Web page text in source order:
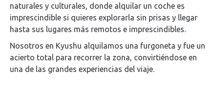
naturales y culturales, donde alquilar un coche es
imprescindible si quieres explorarla sin prisas y llegar
hasta sus lugares más remotos e imprescindibles.
Nosotros en Kyushu alquilamos una furgoneta y fue un
acierto total para recorrer la zona, convirtiéndose en
una de las grandes experiencias del viaje.